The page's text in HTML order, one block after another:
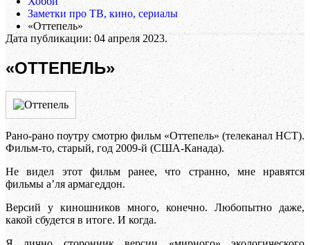
Заметки про ТВ, кино, сериалы
«Оттепель»
Дата публикации: 04 апреля 2023.
«ОТТЕПЕЛЬ»
Рано-рано поутру смотрю фильм «Оттепель» (телеканал НСТ).
Фильм-то, старый, год 2009-й (США-Канада).
Не видел этот фильм ранее, что странно, мне нравятся
фильмы а’ля армагеддон.
Версий у киношников много, конечно. Любопытно даже,
какой сбудется в итоге. И когда.